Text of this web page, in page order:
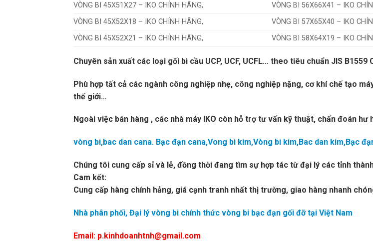
VÒNG BI 45X51X27 – IKO CHÍNH HÃNG,
VÒNG BI 56X66X41 – IKO
VÒNG BI 45X52X18 – IKO CHÍNH HÃNG,
VÒNG BI 57X65X40 – IKO
VÒNG BI 45X52X21 – IKO CHÍNH HÃNG,
VÒNG BI 58X64X19 – IKO
Chuyên sản xuất các loại gối bi cầu UCP, UCF, UCFL… theo tiêu chuẩn JIS
Phù hợp tất cả các ngành công nghiệp nhẹ, công nghiệp nặng, cơ khí chế tạo
thế giới…
Ngoài việc bán hàng , các nhà máy IKO còn hỗ trợ tư vấn kỹ thuật, chấn đoán
vòng bi,bac dan cana. Bạc đạn cana,Vong bi kim,Vòng bi kim,Bac dan kim,Bạc
Chúng tôi cung cấp sỉ và lẻ, đồng thời đang tìm sự hợp tác từ đại lý các tỉnh
Cam kết:
Cung cấp hàng chính hảng, giá cạnh tranh nhất thị trường, giao hàng nhanh
Nhà phân phối, Đại lý vòng bi chính thức vòng bi bạc đạn gối đỡ tại Việt Nam
Email: p.kinhdoanhtnh@gmail.com